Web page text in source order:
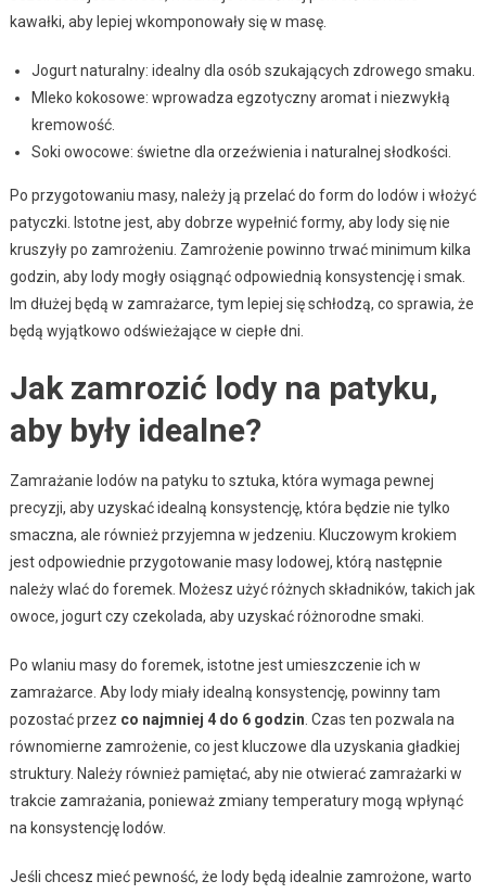
kawałki, aby lepiej wkomponowały się w masę.
Jogurt naturalny: idealny dla osób szukających zdrowego smaku.
Mleko kokosowe: wprowadza egzotyczny aromat i niezwykłą
kremowość.
Soki owocowe: świetne dla orzeźwienia i naturalnej słodkości.
Po przygotowaniu masy, należy ją przelać do form do lodów i włożyć
patyczki. Istotne jest, aby dobrze wypełnić formy, aby lody się nie
kruszyły po zamrożeniu. Zamrożenie powinno trwać minimum kilka
godzin, aby lody mogły osiągnąć odpowiednią konsystencję i smak.
Im dłużej będą w zamrażarce, tym lepiej się schłodzą, co sprawia, że
będą wyjątkowo odświeżające w ciepłe dni.
Jak zamrozić lody na patyku,
aby były idealne?
Zamrażanie lodów na patyku to sztuka, która wymaga pewnej
precyzji, aby uzyskać idealną konsystencję, która będzie nie tylko
smaczna, ale również przyjemna w jedzeniu. Kluczowym krokiem
jest odpowiednie przygotowanie masy lodowej, którą następnie
należy wlać do foremek. Możesz użyć różnych składników, takich jak
owoce, jogurt czy czekolada, aby uzyskać różnorodne smaki.
Po wlaniu masy do foremek, istotne jest umieszczenie ich w
zamrażarce. Aby lody miały idealną konsystencję, powinny tam
pozostać przez co najmniej 4 do 6 godzin . Czas ten pozwala na
równomierne zamrożenie, co jest kluczowe dla uzyskania gładkiej
struktury. Należy również pamiętać, aby nie otwierać zamrażarki w
trakcie zamrażania, ponieważ zmiany temperatury mogą wpłynąć
na konsystencję lodów.
Jeśli chcesz mieć pewność, że lody będą idealnie zamrożone, warto